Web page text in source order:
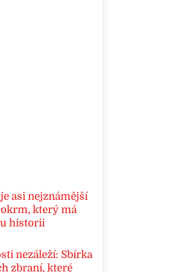
asi nejznámější
který má
historii
nezáleží: Sbírka
zbraní, které